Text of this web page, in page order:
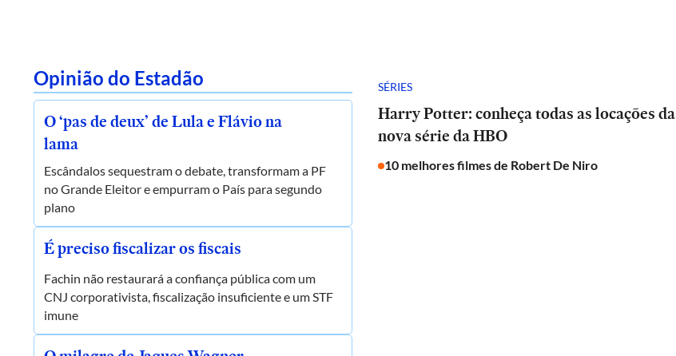
Opinião do Estadão
O ‘pas de deux’ de Lula e Flávio na
lama
Escândalos sequestram o debate, transformam a PF
no Grande Eleitor e empurram o País para segundo
plano
É preciso fiscalizar os fiscais
Fachin não restaurará a confiança pública com um
CNJ corporativista, fiscalização insuficiente e um STF
imune
SÉRIES
Harry Potter: conheça todas as locações da
nova série da HBO
10 melhores filmes de Robert De Niro